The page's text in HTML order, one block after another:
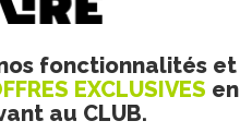
fonctionnalités et
EXCLUSIVES en
au CLUB.